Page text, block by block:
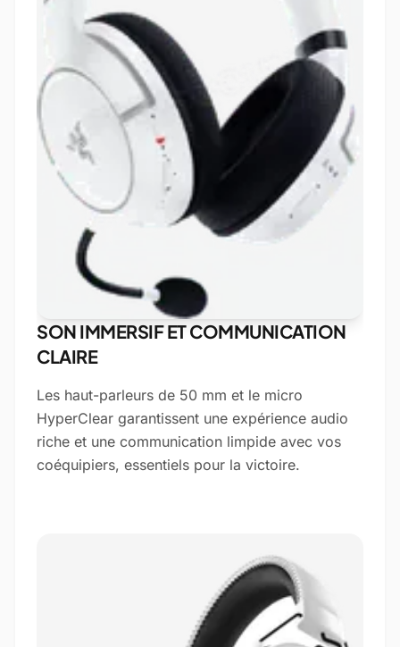
SON IMMERSIF ET COMMUNICATION
CLAIRE
Les haut-parleurs de 50 mm et le micro
HyperClear garantissent une expérience audio
riche et une communication limpide avec vos
coéquipiers, essentiels pour la victoire.